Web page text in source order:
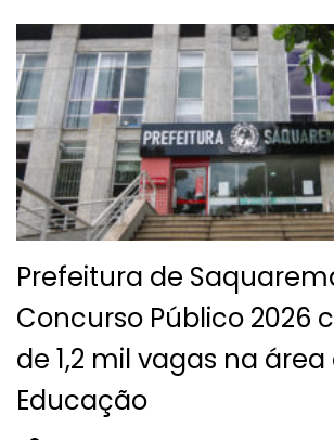
Prefeitura de
Concurso Público 2026
de 1,2 mil vagas na área
Educação